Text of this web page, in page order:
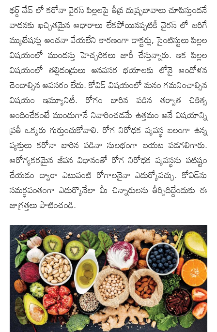
థర్డ్ వేవ్ లో కరోనా వైరస్ పిల్లలపై తీవ్ర దుష్ప్ర‌బావాలు చూపిస్తుంద‌నే
వాద‌న‌కు ఖచ్చితమైన ఆధారాలు లేకపోయినప్పటికీ వైరస్ లో జరిగే
మ్యుటేషన్లు అంచనా వేయలేని కారణంగా డాక్టర్లు, సైంటిస్టులు పిల్లల
విషయంలో ముందస్తు హెచ్చరికలు జారీ చేస్తున్నారు. ఇక పిల్లల
విషయంలో తల్లిదండ్రులు అనవసర భయాలకు లోనై ఆందోళన
చెందాల్సిన అవసరం లేదు. కోవిడ్ విషయంలో మనం గమనించాల్సిన
విషయం ఇమ్యూనిటీ. రోగం బారిన పడిన తర్వాత చికిత్స
అందించేకంటే ముందుగానే నివారించడమే ఉత్తమం అనే విషయాన్ని
ప్రతీ ఒక్కరు గుర్తుంచుకోవాలి. రోగ నిరోధక వ్యవస్థ బలంగా ఉన్న
వ్యక్తులు కరోనా బారిన పడినా సులభంగా బయట పడగలిగారు.
ఆరోగ్యకరమైన జీవన విధానంతో రోగ నిరోధక వ్యవస్థను పటిష్టం
చేయడం ద్వారా ఎటువంటి రోగాలనైనా ఎదుర్కోవచ్చు. కోవిడ్‌ను
స‌మ‌ర్ధ‌వంతంగా ఎదుర్కొనేలా మీ చిన్నారులను తీర్చిదిద్దేందుకు ఈ
జాగ్ర‌త్త‌లు పాటించండి.